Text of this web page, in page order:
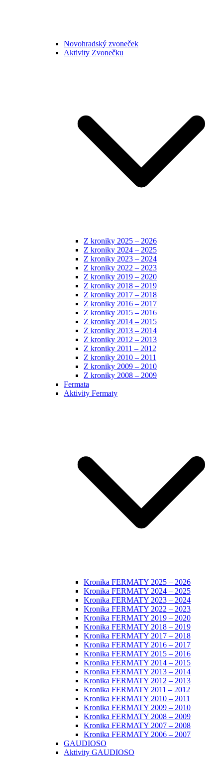
Novohradský zvoneček
Aktivity Zvonečku
Z kroniky 2025 – 2026
Z kroniky 2024 – 2025
Z kroniky 2023 – 2024
Z kroniky 2022 – 2023
Z kroniky 2019 – 2020
Z kroniky 2018 – 2019
Z kroniky 2017 – 2018
Z kroniky 2016 – 2017
Z kroniky 2015 – 2016
Z kroniky 2014 – 2015
Z kroniky 2013 – 2014
Z kroniky 2012 – 2013
Z kroniky 2011 – 2012
Z kroniky 2010 – 2011
Z kroniky 2009 – 2010
Z kroniky 2008 – 2009
Fermata
Aktivity Fermaty
Kronika FERMATY 2025 – 2026
Kronika FERMATY 2024 – 2025
Kronika FERMATY 2023 – 2024
Kronika FERMATY 2022 – 2023
Kronika FERMATY 2019 – 2020
Kronika FERMATY 2018 – 2019
Kronika FERMATY 2017 – 2018
Kronika FERMATY 2016 – 2017
Kronika FERMATY 2015 – 2016
Kronika FERMATY 2014 – 2015
Kronika FERMATY 2013 – 2014
Kronika FERMATY 2012 – 2013
Kronika FERMATY 2011 – 2012
Kronika FERMATY 2010 – 2011
Kronika FERMATY 2009 – 2010
Kronika FERMATY 2008 – 2009
Kronika FERMATY 2007 – 2008
Kronika FERMATY 2006 – 2007
GAUDIOSO
Aktivity GAUDIOSO